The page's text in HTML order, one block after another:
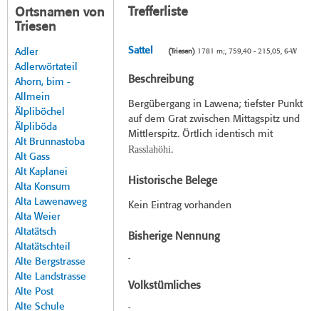
Ortsnamen von
Triesen
Adler
Adlerwörtateil
Ahorn, bim -
Allmein
Älpliböchel
Älpliböda
Alt Brunnastoba
Alt Gass
Alt Kaplanei
Alta Konsum
Alta Lawenaweg
Alta Weier
Altatätsch
Altatätschteil
Alte Bergstrasse
Alte Landstrasse
Alte Post
Alte Schule
Trefferliste
Sattel (Triesen)1781 m;, 759,40 - 215,05, 6-W
Beschreibung
Bergübergang in Lawena; tiefster Punkt
auf dem Grat zwischen Mittagspitz und
Mittlerspitz. Örtlich identisch mit
Rasslahöhi.
Historische Belege
Kein Eintrag vorhanden
Bisherige Nennung
-
Volkstümliches
-